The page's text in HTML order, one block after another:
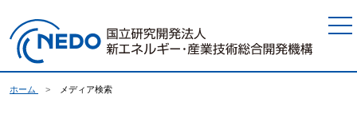
ホーム メディア検索